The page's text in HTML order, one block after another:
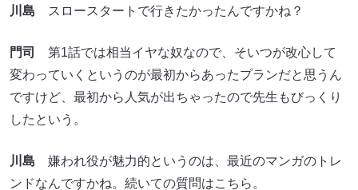
川島 スロースタートで行きたかったんですかね？
門司
第1話では相当イヤな奴なので、そいつが改心して
変わっていくというのが最初からあったプランだと思うん
ですけど、最初から人気が出ちゃったので先生もびっくり
したという。
川島 嫌われ役が魅力的というのは、最近のマンガのトレ
ンドなんですかね。続いての質問はこちら。